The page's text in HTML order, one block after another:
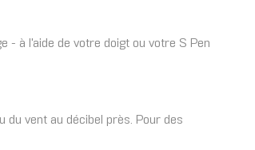
- à l'aide de votre doigt ou votre S Pen
du vent au décibel près. Pour des